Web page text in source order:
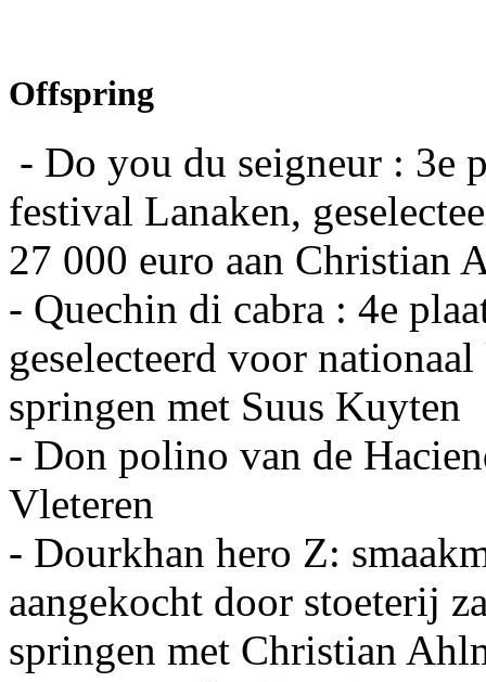
Offspring
- Do you du seigneur : 3e
festival Lanaken,
27 000 euro aan Christian
- Quechin di cabra : 4e
geselecteerd voor
springen met Suus Kuyten
- Don polino van de
Vleteren
- Dourkhan hero Z:
aangekocht door stoeterij
springen met Christian